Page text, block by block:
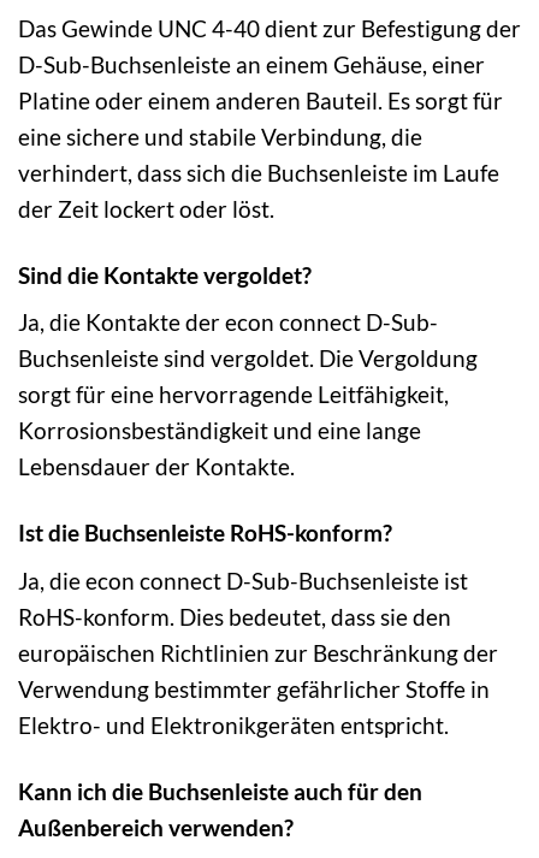
Das Gewinde UNC 4-40 dient zur Befestigung der
D-Sub-Buchsenleiste an einem Gehäuse, einer
Platine oder einem anderen Bauteil. Es sorgt für
eine sichere und stabile Verbindung, die
verhindert, dass sich die Buchsenleiste im Laufe
der Zeit lockert oder löst.
Sind die Kontakte vergoldet?
Ja, die Kontakte der econ connect D-Sub-
Buchsenleiste sind vergoldet. Die Vergoldung
sorgt für eine hervorragende Leitfähigkeit,
Korrosionsbeständigkeit und eine lange
Lebensdauer der Kontakte.
Ist die Buchsenleiste RoHS-konform?
Ja, die econ connect D-Sub-Buchsenleiste ist
RoHS-konform. Dies bedeutet, dass sie den
europäischen Richtlinien zur Beschränkung der
Verwendung bestimmter gefährlicher Stoffe in
Elektro- und Elektronikgeräten entspricht.
Kann ich die Buchsenleiste auch für den
Außenbereich verwenden?